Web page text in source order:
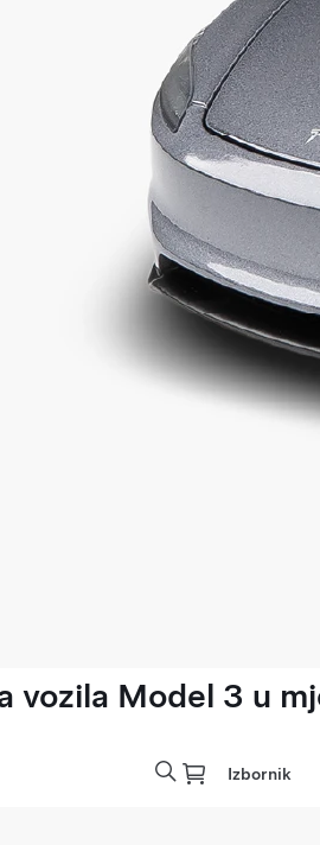
vozila Model 3 u
Izbornik